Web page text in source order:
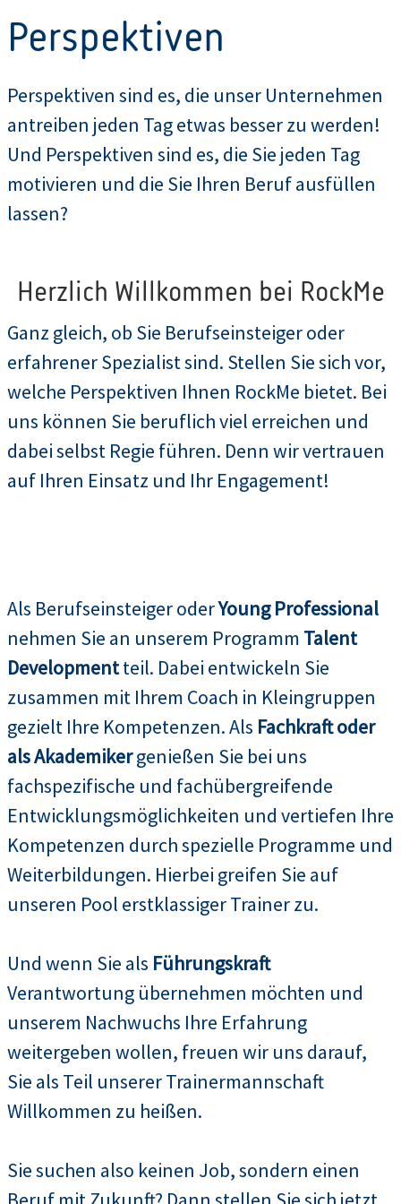
Perspektiven
Perspektiven sind es, die unser Unternehmen
antreiben jeden Tag etwas besser zu werden!
Und Perspektiven sind es, die Sie jeden Tag
motivieren und die Sie Ihren Beruf ausfüllen
lassen?
Herzlich Willkommen bei RockMe
Ganz gleich, ob Sie Berufseinsteiger oder
erfahrener Spezialist sind. Stellen Sie sich vor,
welche Perspektiven Ihnen RockMe bietet. Bei
uns können Sie beruflich viel erreichen und
dabei selbst Regie führen. Denn wir vertrauen
auf Ihren Einsatz und Ihr Engagement!
Als Berufseinsteiger oderYoung Professional
nehmen Sie an unserem Programm Talent
Developmentteil. Dabei entwickeln Sie
zusammen mit Ihrem Coach in Kleingruppen
gezielt Ihre Kompetenzen. Als Fachkraft oder
als Akademikergenießen Sie bei uns
fachspezifische und fachübergreifende
Entwicklungsmöglichkeiten und vertiefen Ihre
Kompetenzen durch spezielle Programme und
Weiterbildungen. Hierbei greifen Sie auf
unseren Pool erstklassiger Trainer zu.
Und wenn Sie als Führungskraft
Verantwortung übernehmen möchten und
unserem Nachwuchs Ihre Erfahrung
weitergeben wollen, freuen wir uns darauf,
Sie als Teil unserer Trainermannschaft
Willkommen zu heißen.
Sie suchen also keinen Job, sondern einen